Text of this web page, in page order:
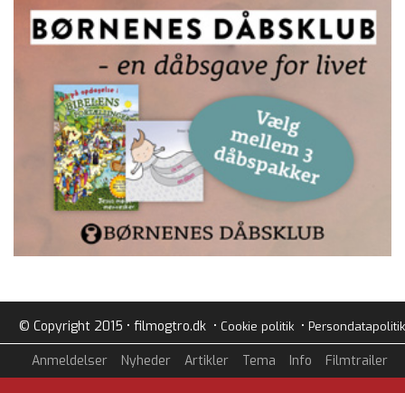
© Copyright 2015 • filmogtro.dk • Cookie politik• Persondatapolitik
Anmeldelser Nyheder Artikler Tema Info Filmtrailer